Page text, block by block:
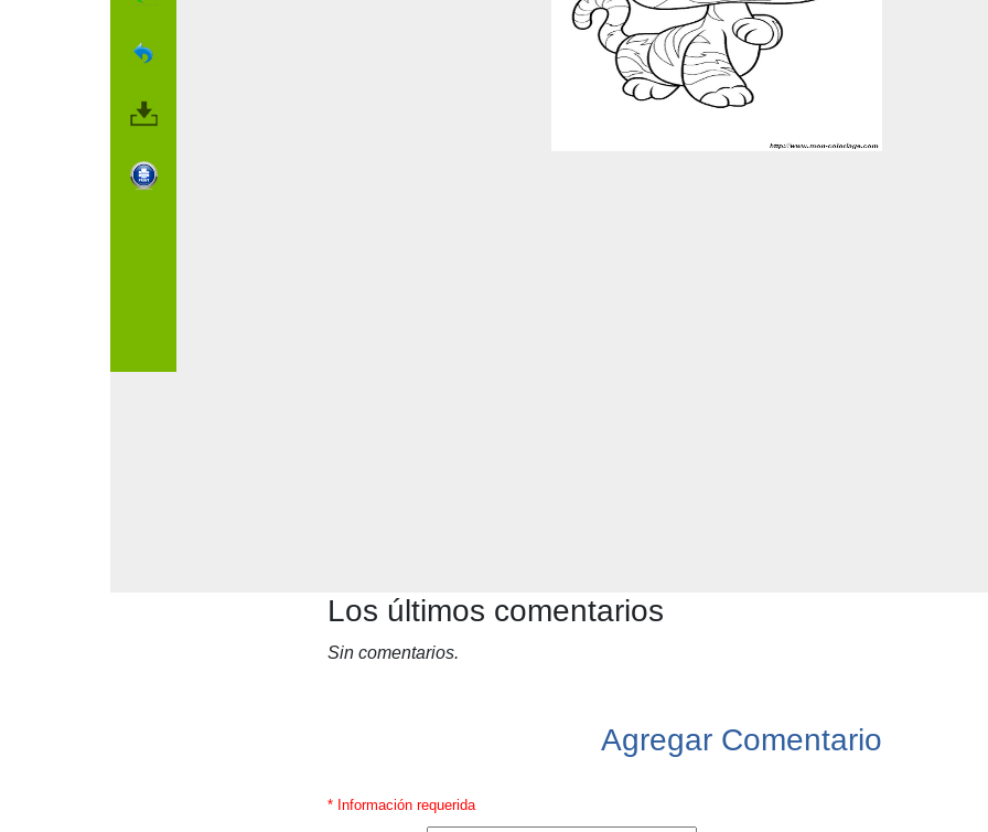
Los últimos comentarios
Sin comentarios.
Agregar Comentario
* Información requerida